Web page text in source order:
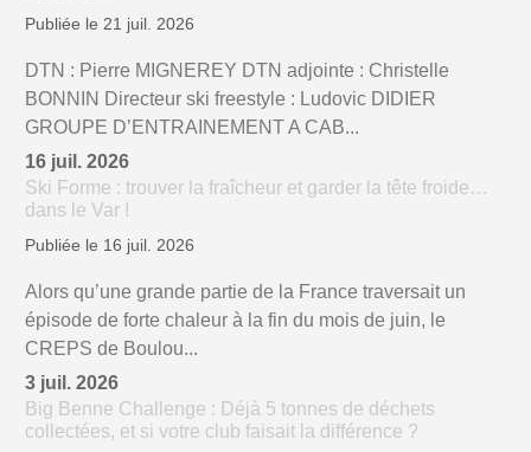
Publiée le 21 juil. 2026
DTN : Pierre MIGNEREY DTN adjointe : Christelle
BONNIN Directeur ski freestyle : Ludovic DIDIER
GROUPE D’ENTRAINEMENT A CAB...
16 juil. 2026
Ski Forme : trouver la fraîcheur et garder la tête froide…
dans le Var !
Publiée le 16 juil. 2026
Alors qu’une grande partie de la France traversait un
épisode de forte chaleur à la fin du mois de juin, le
CREPS de Boulou...
3 juil. 2026
Big Benne Challenge : Déjà 5 tonnes de déchets
collectées, et si votre club faisait la différence ?